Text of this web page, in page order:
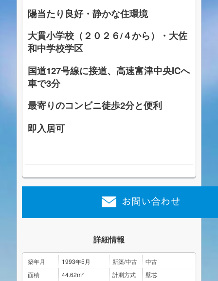
陽当たり良好・静かな住環境
大貫小学校（２０２６/４から）・大佐
和中学校学区
国道127号線に接道、高速富津中央ICへ
車で3分
最寄りのコンビニ徒歩2分と便利
即入居可
詳細情報
築年月 1993年5月 新築/中古
中古
面積
44.62m² 計測方式
壁芯